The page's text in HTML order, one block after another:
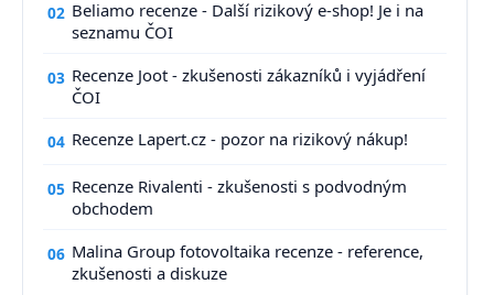
02 Beliamo recenze - Další rizikový e-shop! Je i na
seznamu ČOI
03 Recenze Joot - zkušenosti zákazníků i vyjádření
ČOI
04 Recenze Lapert.cz - pozor na rizikový nákup!
05 Recenze Rivalenti - zkušenosti s podvodným
obchodem
06 Malina Group fotovoltaika recenze - reference,
zkušenosti a diskuze